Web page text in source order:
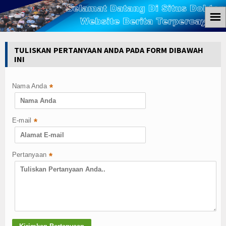
Berita
Ham
Koruptor
Politik
☰
TULISKAN PERTANYAAN ANDA PADA FORM DIBAWAH
INI
Nama Anda *
E-mail *
Pertanyaan *